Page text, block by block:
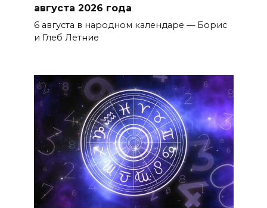
августа 2026 года
6 августа в народном календаре — Борис
и Глеб Летние